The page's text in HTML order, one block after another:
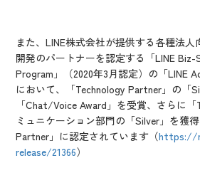
また、LINE株式会社が提供する各種法人
開発のパートナーを認定する「LINE
Program」（2020年3月認定）の「LINE
において、「Technology Partner」の「
「Chat/Voice Award」を受賞、さらに
ミュニケーション部門の「Silver」を獲
Partner」に認定されています（https://
release/21366）